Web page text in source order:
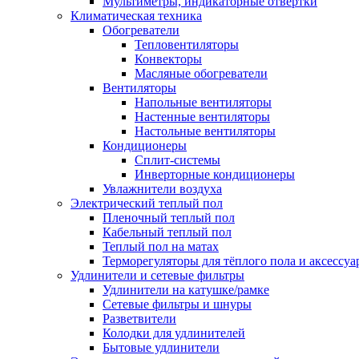
Климатическая техника
Обогреватели
Тепловентиляторы
Конвекторы
Масляные обогреватели
Вентиляторы
Напольные вентиляторы
Настенные вентиляторы
Настольные вентиляторы
Кондиционеры
Сплит-системы
Инверторные кондиционеры
Увлажнители воздуха
Электрический теплый пол
Пленочный теплый пол
Кабельный теплый пол
Теплый пол на матах
Терморегуляторы для тёплого пола и
Удлинители и сетевые фильтры
Удлинители на катушке/рамке
Сетевые фильтры и шнуры
Разветвители
Колодки для удлинителей
Бытовые удлинители